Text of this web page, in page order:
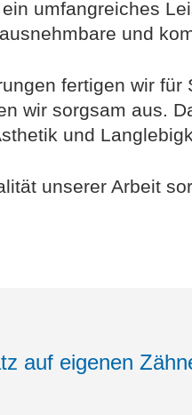
umfangreiches
und
fertigen wir
wir sorgsam aus.
und
unserer Arbeit
auf eigenen